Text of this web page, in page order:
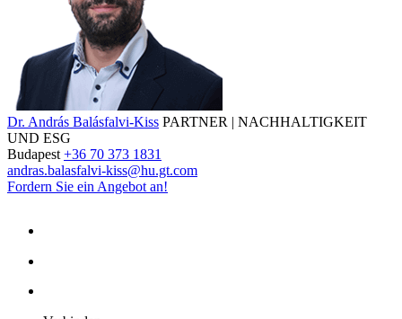
Dr. András Balásfalvi-Kiss PARTNER | NACHHALTIGKEIT
UND ESG
Budapest +36 70 373 1831
andras.balasfalvi-kiss@hu.gt.com
Fordern Sie ein Angebot an!